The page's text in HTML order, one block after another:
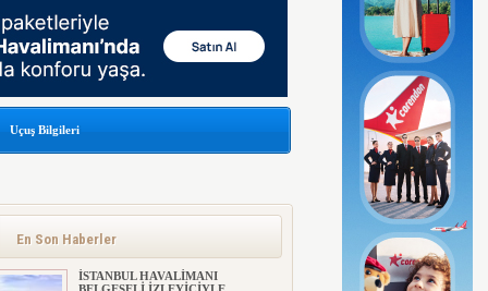
Uçuş Bilgileri
En Son Haberler
İSTANBUL HAVALİMANI